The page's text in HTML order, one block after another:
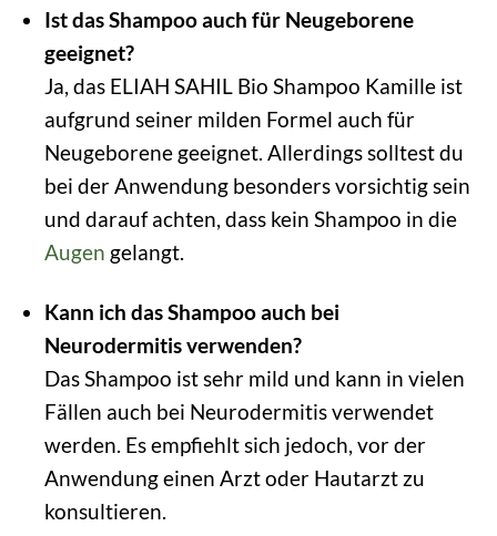
Ist das Shampoo auch für Neugeborene
geeignet?
Ja, das ELIAH SAHIL Bio Shampoo Kamille ist
aufgrund seiner milden Formel auch für
Neugeborene geeignet. Allerdings solltest du
bei der Anwendung besonders vorsichtig sein
und darauf achten, dass kein Shampoo in die
Augen gelangt.
Kann ich das Shampoo auch bei
Neurodermitis verwenden?
Das Shampoo ist sehr mild und kann in vielen
Fällen auch bei Neurodermitis verwendet
werden. Es empfiehlt sich jedoch, vor der
Anwendung einen Arzt oder Hautarzt zu
konsultieren.